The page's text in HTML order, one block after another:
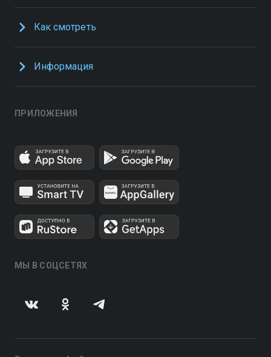
Как смотреть
Информация
ПРИЛОЖЕНИЯ
МЫ В СОЦСЕТЯХ